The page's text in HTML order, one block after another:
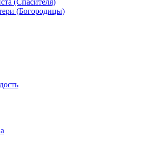
(Спасителя)
(Богородицы)